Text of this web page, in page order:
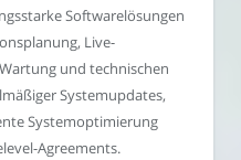
Softwarelösungen
Live-
und technischen
Systemupdates,
Systemoptimierung
Agreements.